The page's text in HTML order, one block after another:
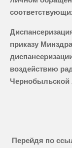
приказу
воздействию
Чернобыльской
Перейдя по